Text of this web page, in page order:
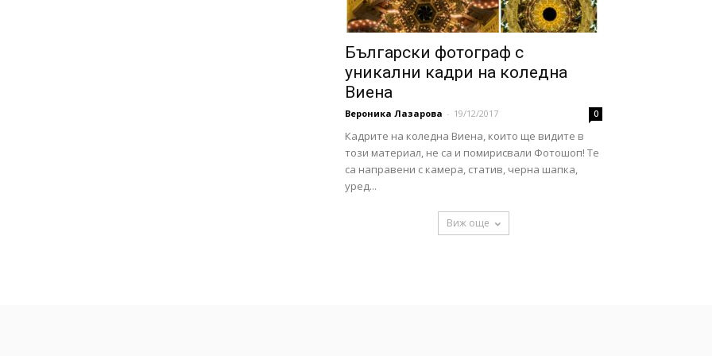
Български фотограф с
уникални кадри на коледна
Виена
Вероника Лазарова - 19/12/2017 0
Кадрите на коледна Виена, които ще видите в
този материал, не са и помирисвали Фотошоп! Те
са направени с камера, статив, черна шапка,
уред...
Виж още